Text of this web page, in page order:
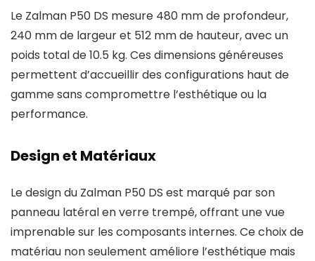
Le Zalman P50 DS mesure 480 mm de profondeur,
240 mm de largeur et 512 mm de hauteur, avec un
poids total de 10.5 kg. Ces dimensions généreuses
permettent d’accueillir des configurations haut de
gamme sans compromettre l’esthétique ou la
performance.
Design et Matériaux
Le design du Zalman P50 DS est marqué par son
panneau latéral en verre trempé, offrant une vue
imprenable sur les composants internes. Ce choix de
matériau non seulement améliore l’esthétique mais